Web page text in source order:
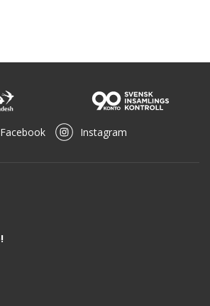
Facebook Instagram